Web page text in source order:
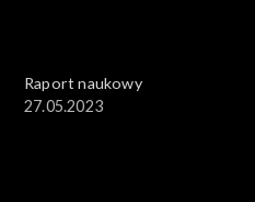
Raport naukowy
27.05.2023